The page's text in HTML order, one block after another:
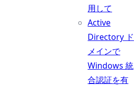
用して
Active
Directory ド
メインで
Windows 統
合認証を有